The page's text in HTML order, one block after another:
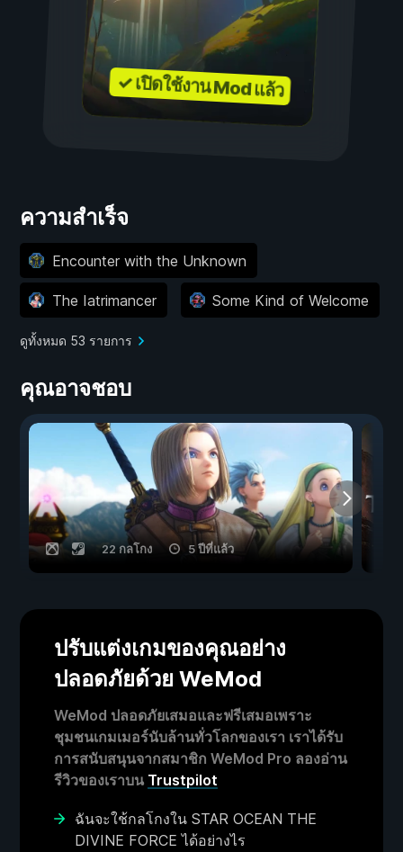
✓ เปิดใช้งาน Mod แล้ว
ความสำเร็จ
Encounter with the Unknown
The Iatrimancer Some Kind of Welcome
ดูทั้งหมด 53 รายการ
คุณอาจชอบ
22 กลโกง 5 ปีที่แล้ว
ปรับแต่งเกมของคุณอย่าง
ปลอดภัยด้วย WeMod
WeMod ปลอดภัยเสมอและฟรีเสมอเพราะ
ชุมชนเกมเมอร์นับล้านทั่วโลกของเรา เราได้รับ
การสนับสนุนจากสมาชิก WeMod Pro ลองอ่าน
รีวิวของเราบน Trustpilot
ฉันจะใช้กลโกงใน STAR OCEAN THE
DIVINE FORCE ได้อย่างไร